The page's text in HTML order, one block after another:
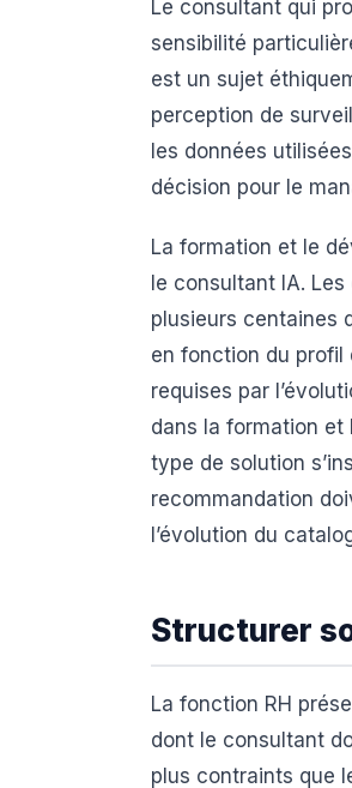
Le consultant qui
sensibilité
est un sujet
perception de
les données
décision pour le
La formation et le
le consultant IA.
plusieurs centaines
en fonction du profil
requises par
dans la formation et
type de solution
recommandation
l’évolution du
Structurer
La fonction RH
dont le consultant
plus contraints que